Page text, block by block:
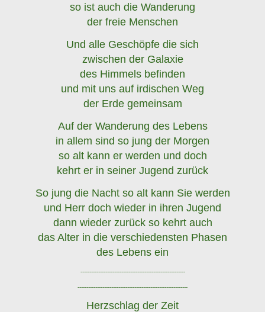
so ist auch die Wanderung
der freie Menschen
Und alle Geschöpfe die sich
zwischen der Galaxie
des Himmels befinden
und mit uns auf irdischen Weg
der Erde gemeinsam
Auf der Wanderung des Lebens
in allem sind so jung der Morgen
so alt kann er werden und doch
kehrt er in seiner Jugend zurück
So jung die Nacht so alt kann Sie werden
und Herr doch wieder in ihren Jugend
dann wieder zurück so kehrt auch
das Alter in die verschiedensten Phasen
des Lebens ein
-----------------------------------------------------------
--------------------------------------------------------------
Herzschlag der Zeit